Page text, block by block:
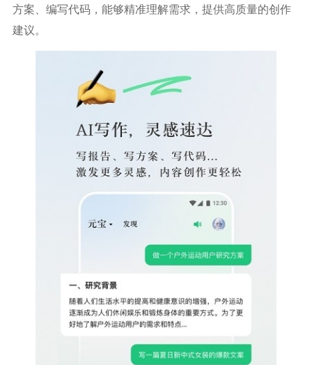
方案、编写代码，能够精准理解需求，提供高质量的创作
建议。